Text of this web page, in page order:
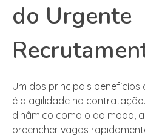
do Urgente
Um dos principais
é a agilidade na
dinâmico como o da moda,
preencher vagas